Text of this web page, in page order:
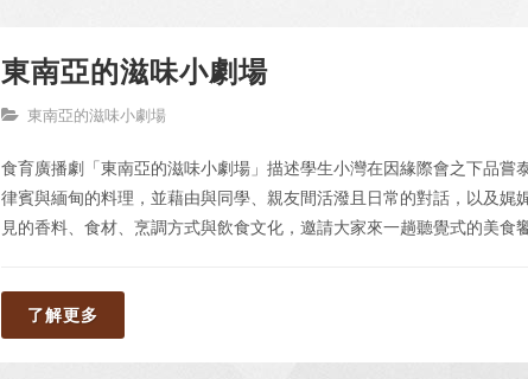
東南亞的滋味小劇場
東南亞的滋味小劇場
食育廣播劇「東南亞的滋味小劇場」描述學生小灣在因緣際會之下品嘗
律賓與緬甸的料理，並藉由與同學、親友間活潑且日常的對話，以及娓
見的香料、食材、烹調方式與飲食文化，邀請大家來一趟聽覺式的美食
了解更多